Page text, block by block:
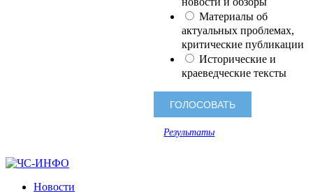
Материалы об
актуальных проблемах,
критические публикации
Исторические и
краеведческие тексты
Результаты
Новости